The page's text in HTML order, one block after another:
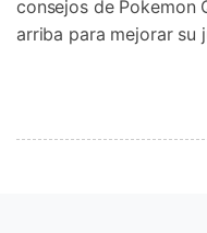
consejos de Pokemon
arriba para mejorar su